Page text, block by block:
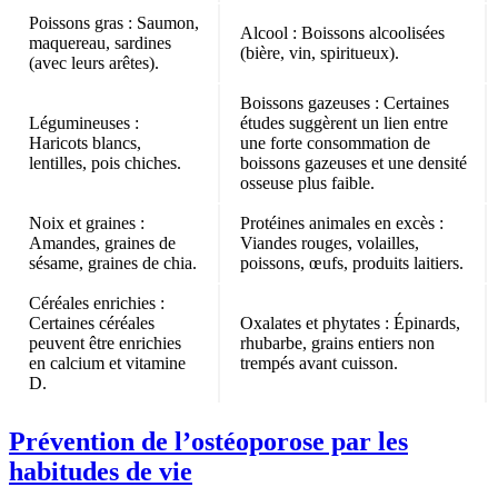
Poissons gras : Saumon,
maquereau, sardines
(avec leurs arêtes).
Alcool : Boissons alcoolisées
(bière, vin, spiritueux).
Légumineuses :
Haricots blancs,
lentilles, pois chiches.
Boissons gazeuses : Certaines
études suggèrent un lien entre
une forte consommation de
boissons gazeuses et une densité
osseuse plus faible.
Noix et graines :
Amandes, graines de
sésame, graines de chia.
Protéines animales en excès :
Viandes rouges, volailles,
poissons, œufs, produits laitiers.
Céréales enrichies :
Certaines céréales
peuvent être enrichies
en calcium et vitamine
D.
Oxalates et phytates : Épinards,
rhubarbe, grains entiers non
trempés avant cuisson.
Prévention de l’ostéoporose par les
habitudes de vie